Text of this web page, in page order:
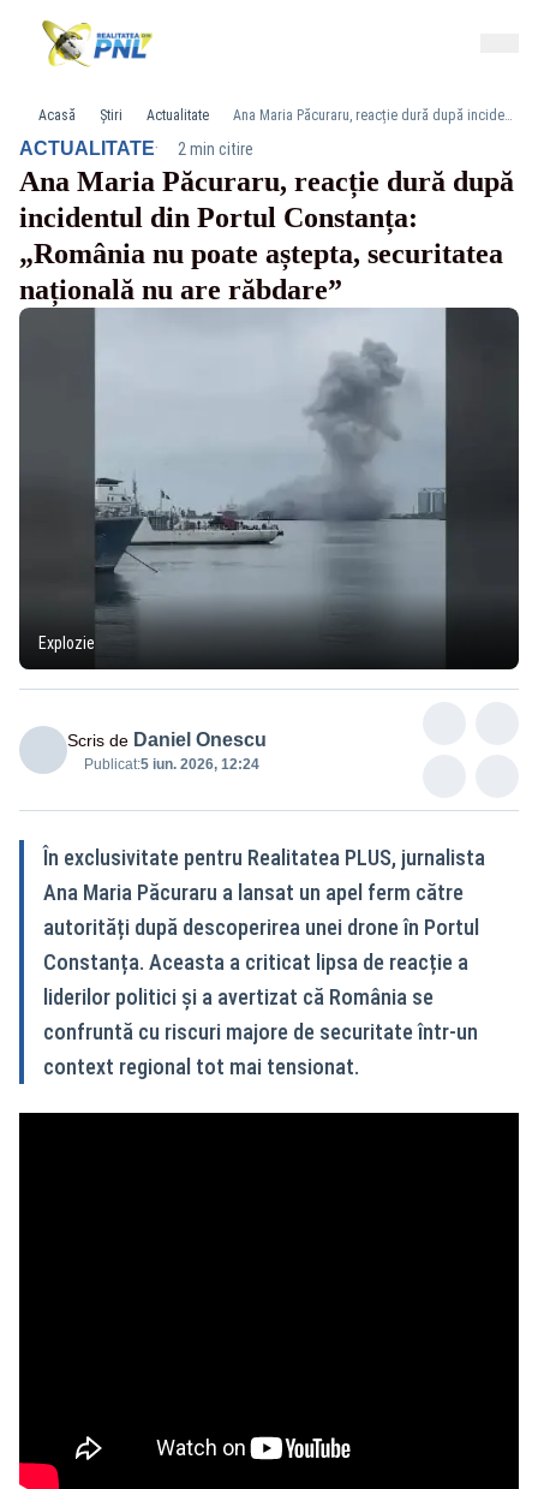
Acasă Știri Actualitate Ana Maria Păcuraru, reacție dură după incidentul din Portul Constanța: „România nu poate aștepta, securitatea națională nu are răbdare”
ACTUALITATE· 2 min citire
Ana Maria Păcuraru, reacție dură după
incidentul din Portul Constanța:
„România nu poate aștepta, securitatea
națională nu are răbdare”
Explozie
Scris de Daniel Onescu
Publicat:5 iun. 2026, 12:24
În exclusivitate pentru Realitatea PLUS, jurnalista
Ana Maria Păcuraru a lansat un apel ferm către
autorități după descoperirea unei drone în Portul
Constanța. Aceasta a criticat lipsa de reacție a
liderilor politici și a avertizat că România se
confruntă cu riscuri majore de securitate într-un
context regional tot mai tensionat.